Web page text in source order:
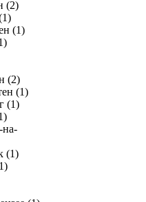
(2)
(1)
(2)
(1)
(1)
(1)